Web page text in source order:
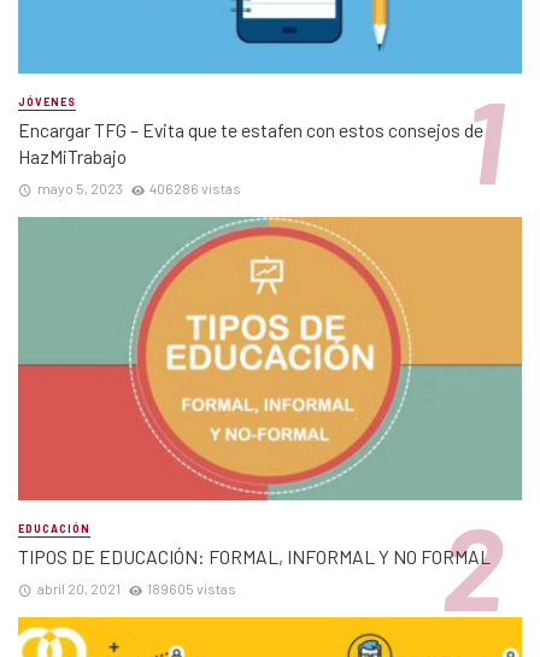
JÓVENES
Encargar TFG – Evita que te estafen con estos consejos de
HazMiTrabajo
mayo 5, 2023 406286 vistas
EDUCACIÓN
TIPOS DE EDUCACIÓN: FORMAL, INFORMAL Y NO FORMAL
abril 20, 2021 189605 vistas